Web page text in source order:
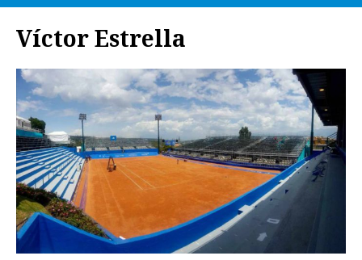
Víctor Estrella